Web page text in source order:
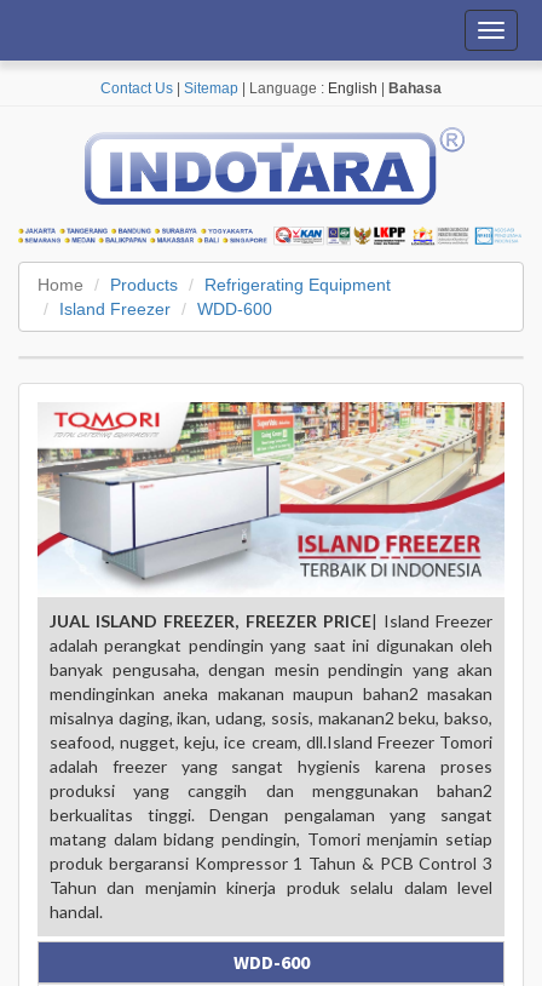
Contact Us Sitemap | Language : English Bahasa
Home Products
Refrigerating Equipment
Island Freezer
WDD-600
JUAL ISLAND FREEZER, FREEZER PRICE| Island Freezer
adalah perangkat pendingin yang saat ini digunakan oleh
banyak pengusaha, dengan mesin pendingin yang akan
mendinginkan aneka makanan maupun bahan2 masakan
misalnya daging, ikan, udang, sosis, makanan2 beku, bakso,
seafood, nugget, keju, ice cream, dll.Island Freezer Tomori
adalah freezer yang sangat hygienis karena proses
produksi yang canggih dan menggunakan bahan2
berkualitas tinggi. Dengan pengalaman yang sangat
matang dalam bidang pendingin, Tomori menjamin setiap
produk bergaransi Kompressor 1 Tahun & PCB Control 3
Tahun dan menjamin kinerja produk selalu dalam level
handal.
WDD-600